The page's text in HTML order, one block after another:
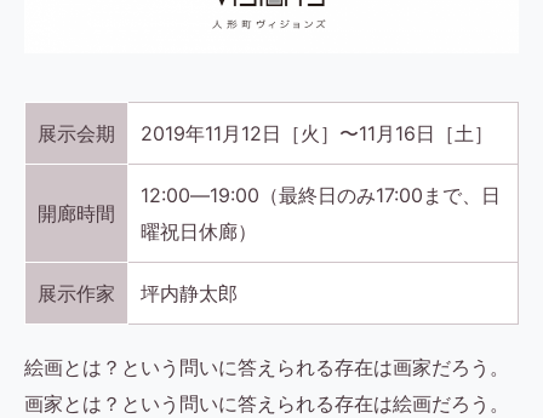
展示会期 2019年11月12日［火］〜11月16日［土］
開廊時間
12:00―19:00（最終日のみ17:00まで、日
曜祝日休廊）
展示作家 坪内静太郎
絵画とは？という問いに答えられる存在は画家だろう。
画家とは？という問いに答えられる存在は絵画だろう。